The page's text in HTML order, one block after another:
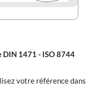
1471 - ISO 8744
votre référence dans